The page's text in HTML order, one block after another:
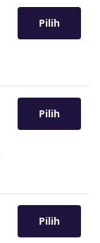
Pilih
Pilih
Pilih